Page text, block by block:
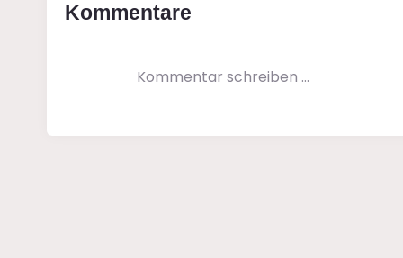
Kommentare
Kommentar schreiben …